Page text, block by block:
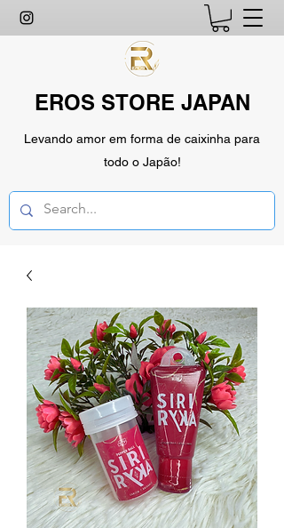
EROS STORE JAPAN
Levando amor em forma de caixinha para
todo o Japão!